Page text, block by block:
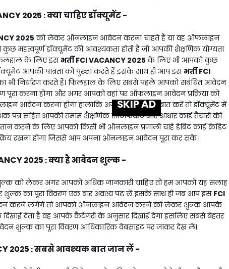
2025 :क्या चाहिए डॉक्यूमेंट -
2025 को लेकर ऑनलाइन आवेदन करना चाहते हैं या वह ऑफलाइन
महत्वपूर्ण डॉक्यूमेंट की आवश्यकता होती है जो आपकी शैक्षणिक योग्यता
के लिए इस भर्तीFCI VACANCY 2025 के लिए भी आपको कुछ
आपकी पात्रता को पुख्ता करते हैं इसके साथ ही आप इस भर्तीFCI
भी निर्धारण करते हैं। फिलहाल के लिए सबसे पहले आपको संबंधित आवेदन
करना होगा और अगर आपको वहां पर ऑफलाइन आवेदन प्रक्रिया को
आवेदन करना होगा हालांकि अगर डॉक्यूमेंट की बात करें तो डॉक्यूमेंट में
पत्र सहित आपकी तमाम शैक्षणिक सर्टिफिकेट और आधार कार्ड तैयारी की
करने के लिए आपको किसी भी ऑनलाइन प्रणाली चाहे डेबिट कार्ड क्रेडिट
रखना होगा जिससे आप अपना ऑनलाइन आवेदन पूरा कर सकें।
2025 :क्या है आवेदन शुल्क -
को लेकर अगर आपको अधिक जानकारी चाहिए तो हम आपको यह सलाह
का पूरा विवरण एक बार अवश्य पढ़ लें इसके साथ ही जब आप इस FCI
करने लगेंगे तो आपको ऑनलाइन आवेदन करने को लेकर शुल्क आपके
दिखाई देता है वह आपके कैटेगरी के अनुसार दिखाई देगा इसलिए सबसे बेहतर
शुल्क का पूरा विवरण आधिकारिक वेबसाइट पर जाकर देख लें।
2025 :सबसे आवश्यक बात जान लें -
SKIP AD